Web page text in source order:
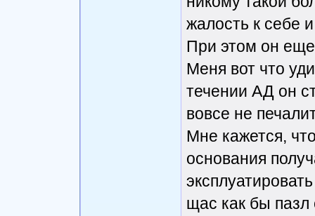
жалость к себе
При этом он еще
Меня вот что
течении АД он
вовсе не
Мне кажется,
основания
щас как бы пазл